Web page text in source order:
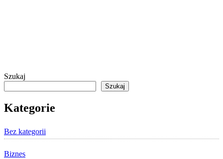
Szukaj
Szukaj
Kategorie
Bez kategorii
Biznes